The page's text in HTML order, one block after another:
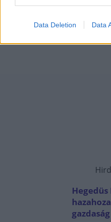
Data Deletion Data